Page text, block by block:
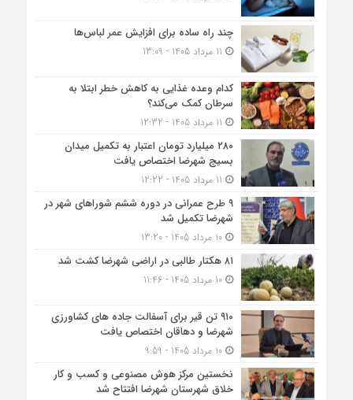
چند راه ساده برای افزایش عمر لباس‌ها
کدام وعده غذایی به کاهش خطر ابتلا به
سرطان کمک می‌کند؟
۲۸۰ میلیارد تومان اعتبار به تکمیل میدان
بسیج شهرضا اختصاص یافت
۹ طرح عمرانی در دوره ششم شوراهای شهر در
شهرضا تکمیل شد
10 مرداد 1405 - 13:20
۸۱ هکتار طالبی در اراضی شهرضا کشت شد
10 مرداد 1405 - 11:46
۹۱۰ تن قیر برای آسفالت جاده های کشاورزی
شهرضا و دهاقان اختصاص یافت
10 مرداد 1405 - 9:59
نخستین مرکز هوش مصنوعی و کسب‌ و کار
خلاق شهرستان شهرضا افتتاح شد